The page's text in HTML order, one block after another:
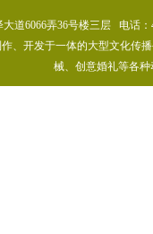
道6066弄36号楼三层 电话
、开发于一体的大型文化传
械、创意婚礼等各